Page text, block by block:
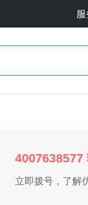
4007638577
立即拨号，了解